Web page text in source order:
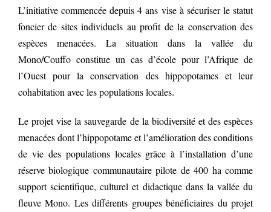
L’initiative commencée depuis 4 ans vise à sécuriser le statut
foncier de sites individuels au profit de la conservation des
espèces menacées. La situation dans la vallée du
Mono/Couffo constitue un cas d’école pour l’Afrique de
l’Ouest pour la conservation des hippopotames et leur
cohabitation avec les populations locales.
Le projet vise la sauvegarde de la biodiversité et des espèces
menacées dont l’hippopotame et l’amélioration des conditions
de vie des populations locales grâce à l’installation d’une
réserve biologique communautaire pilote de 400 ha comme
support scientifique, culturel et didactique dans la vallée du
fleuve Mono. Les différents groupes bénéficiaires du projet